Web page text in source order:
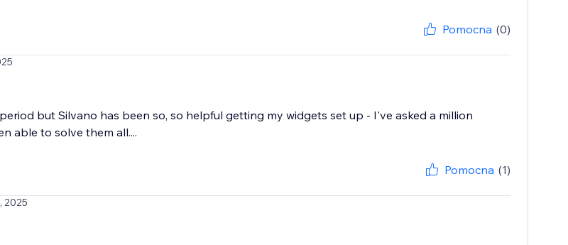
Pomocna (0)
but Silvano has been so, so helpful getting my widgets set up - I've asked a million
able to solve them all....
Pomocna (1)
2025